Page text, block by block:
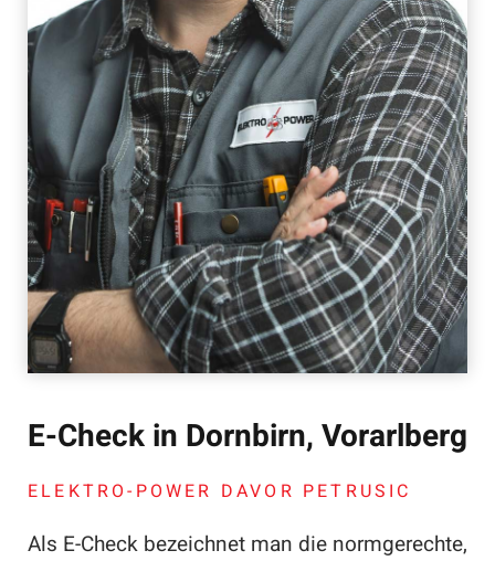
E-Check in Dornbirn, Vorarlberg
ELEKTRO-POWER DAVOR PETRUSIC
Als E-Check bezeichnet man die normgerechte,